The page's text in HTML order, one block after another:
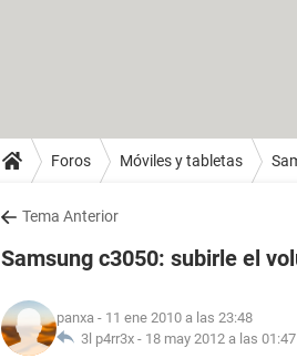
Foros Móviles y tabletas
Tema Anterior
Samsung c3050: subirle el
panxa - 11 ene 2010 a las 23:48
3l p4rr3x - 18 may 2012 a las 01:47